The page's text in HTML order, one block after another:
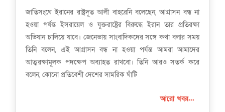
জাতিসংঘে ইরানের রাষ্ট্রদূত আলী বাহরেনি বলেছেন, আগ্রাসন বন্ধ না
হওয়া পর্যন্ত ইসরায়েল ও যুক্তরাষ্ট্রের বিরুদ্ধে ইরান তার প্রতিরক্ষা
অভিযান চালিয়ে যাবে। জেনেভায় সাংবাদিকদের সঙ্গে কথা বলার সময়
তিনি বলেন, এই আগ্রাসন বন্ধ না হওয়া পর্যন্ত আমরা আমাদের
আত্মরক্ষামূলক পদক্ষেপ অব্যাহত রাখবো। তিনি আরও সতর্ক করে
বলেন, কোনো প্রতিবেশী দেশের সামরিক ঘাঁটি
আরো খবর...